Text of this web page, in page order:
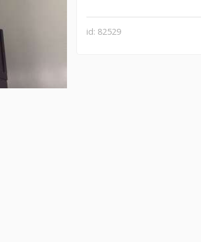
id: 82529